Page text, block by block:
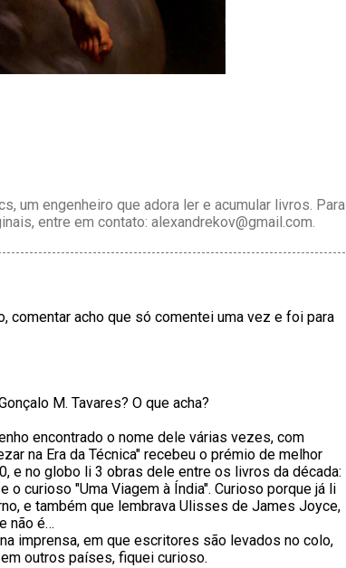
um engenheiro que adora ler e acumular livros. Para
entre em contato: alexandrekov@gmail.com.
comentar acho que só comentei uma vez e foi para
M. Tavares? O que acha?
encontrado o nome dele várias vezes, com
na Era da Técnica" recebeu o prémio de melhor
e no globo li 3 obras dele entre os livros da década:
o curioso "Uma Viagem à Índia". Curioso porque já li
e também que lembrava Ulisses de James Joyce,
não é…
imprensa, em que escritores são levados no colo,
outros países, fiquei curioso.